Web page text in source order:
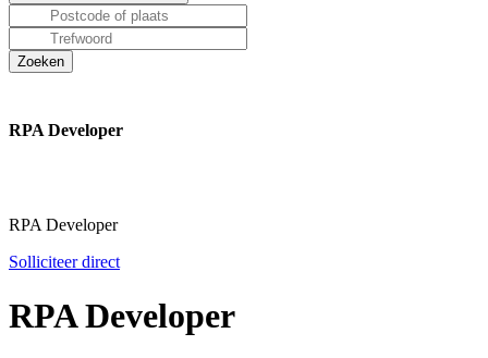
RPA Developer
RPA Developer
Solliciteer direct
RPA Developer